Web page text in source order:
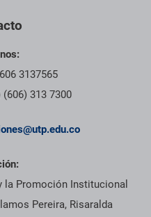
3137565
313 7300
la Promoción Institucional
Pereira, Risaralda